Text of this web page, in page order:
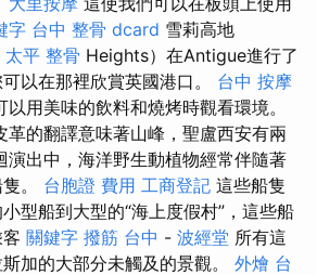
字 台中 整骨 dcard 雪莉高地
太平 整骨 Heights）在Antigue進行了
以在那裡欣賞英國港口。 台中 按摩
用美味的飲料和燒烤時觀看環境。
革的翻譯意味著山峰，聖盧西安有兩
演出中，海洋野生動植物經常伴隨著
。 台胞證 費用 工商登記 這些船隻
型船到大型的“海上度假村”，這些船
關鍵字 撥筋 台中 - 波經堂 所有這
加的大部分未觸及的景觀。 外燴 台